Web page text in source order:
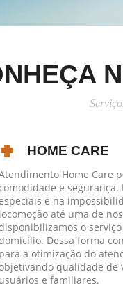
HOME CARE
Home Care
comodidade e segurança.
especiais e na
locomoção até uma de
disponibilizamos o
domicílio. Dessa forma
para a otimização do
qualidade de
usuários e familiares.